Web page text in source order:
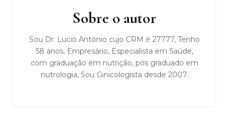
Sobre o autor
Sou Dr. Lucio Antônio cujo CRM é 27777, Tenho
58 anos, Empresário, Especialista em Saúde,
com graduação em nutrição, pós graduado em
nutrologia, Sou Ginicologista desde 2007.